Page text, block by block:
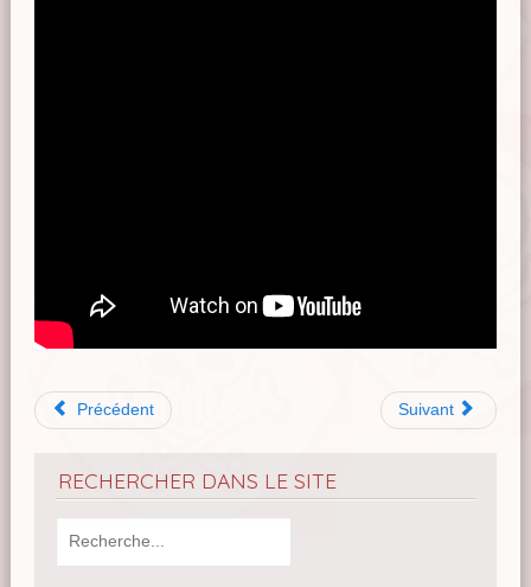
Précédent Suivant
RECHERCHER DANS LE SITE